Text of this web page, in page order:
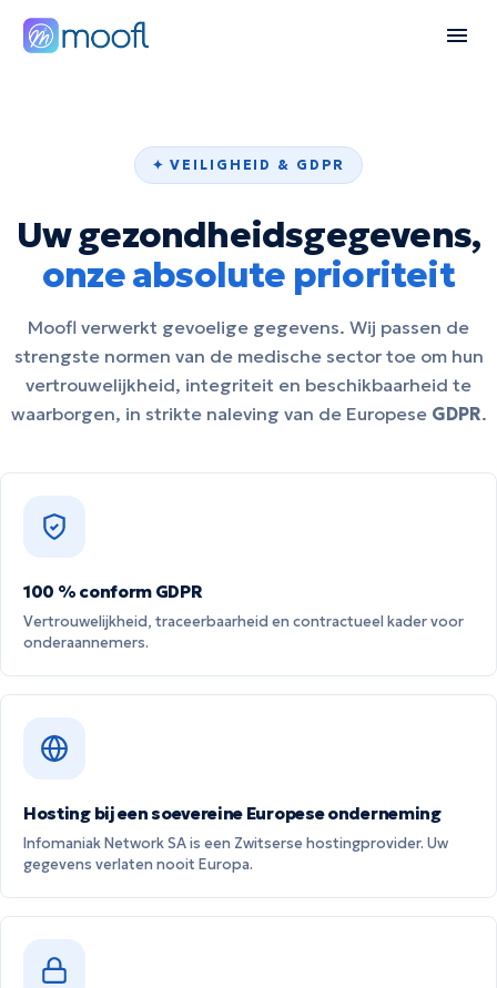
✦ VEILIGHEID & GDPR
Uw gezondheidsgegevens,
onze absolute prioriteit
Moofl verwerkt gevoelige gegevens. Wij passen de
strengste normen van de medische sector toe om hun
vertrouwelijkheid, integriteit en beschikbaarheid te
waarborgen, in strikte naleving van de Europese GDPR.
100 % conform GDPR
Vertrouwelijkheid, traceerbaarheid en contractueel kader voor
onderaannemers.
Hosting bij een soevereine Europese onderneming
Infomaniak Network SA is een Zwitserse hostingprovider. Uw
gegevens verlaten nooit Europa.